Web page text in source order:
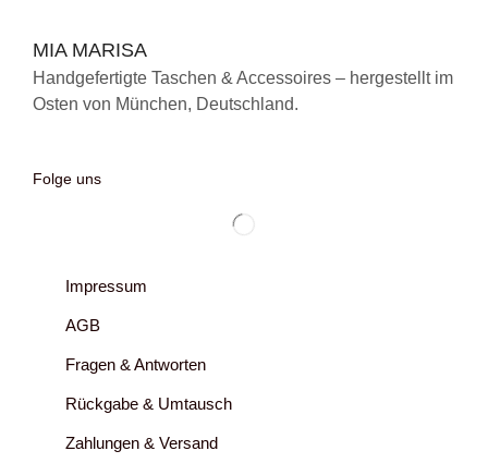
MIA MARISA
Handgefertigte Taschen & Accessoires – hergestellt im
Osten von München, Deutschland.
Folge uns
Impressum
AGB
Fragen & Antworten
Rückgabe & Umtausch
Zahlungen & Versand